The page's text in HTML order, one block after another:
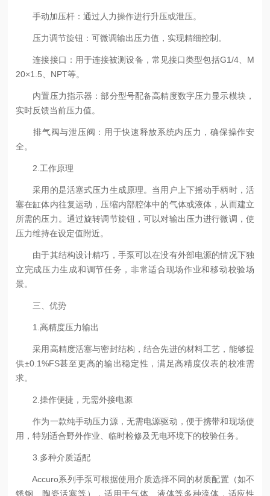
手动加压杆：通过人力操作进行升压或泄压。
压力调节旋钮：可微调输出压力值，实现精细控制。
连接接口：用于连接被测设备，常见接口类型包括G1/4、M
20×1.5、NPT等。
内置压力指示器：部分型号配备高精度数字压力显示模块，
实时反馈当前压力值。
排气阀与泄压阀：用于快速释放系统内压力，确保操作安
全。
2.工作原理
采用的是活塞式压力生成原理。当用户上下摇动手柄时，活
塞在缸体内往复运动，压缩内部腔体中的气体或液体，从而建立
所需的压力。通过旋转调节旋钮，可以对输出压力进行微调，使
压力维持在设定值附近。
由于其结构设计精巧，手泵可以在没有外部电源的情况下独
立完成压力生成和调节任务，非常适合现场作业和移动校验场
景。
三、优势
1.高精度压力输出
采用高精度活塞与密封结构，结合先进的材料工艺，能够提
供±0.1%FS甚至更高的输出稳定性，满足高精度仪表的校准需
求。
2.操作便捷，无需外接电源
作为一款纯手动压力源，无需电源驱动，便于携带和现场使
用，特别适合野外作业、临时检修及无电环境下的校验任务。
3.多种介质适配
Accuro系列手泵可根据使用介质选择不同的材质配置（如不
锈钢、陶瓷活塞等），适用于气体、液体等多种流体，适应性